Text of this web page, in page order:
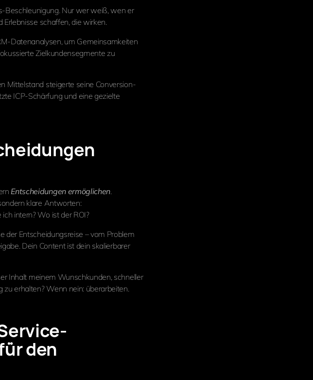
Beschleunigung. Nur wer weiß, wen er
schaffen, die wirken.
Datenanalysen, um Gemeinsamkeiten
Zielkundensegmente zu
Mittelstand steigerte seine Conversion-
ICP-Schärfung und eine gezielte
Entscheidungen ermöglichen.
klare Antworten:
intern? Wo ist der ROI?
der Entscheidungsreise – vom Problem
Dein Content ist dein skalierbarer
Inhalt meinem Wunschkunden, schneller
erhalten? Wenn nein: überarbeiten.
den